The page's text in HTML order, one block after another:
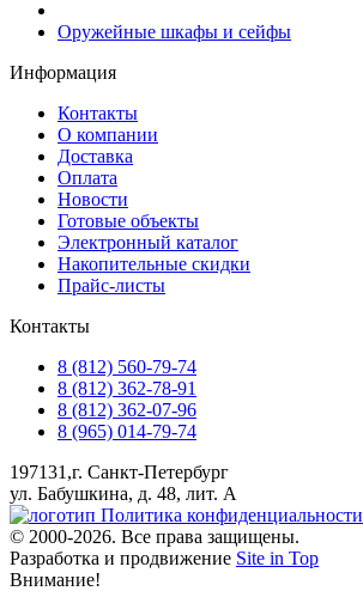
Оружейные шкафы и сейфы
Информация
Контакты
О компании
Доставка
Оплата
Новости
Готовые объекты
Электронный каталог
Накопительные скидки
Прайс-листы
Контакты
8 (812) 560-79-74
8 (812) 362-78-91
8 (812) 362-07-96
8 (965) 014-79-74
197131,г. Санкт-Петербург
ул. Бабушкина, д. 48, лит. А
Политика конфиденциальности
© 2000-2026. Все права защищены.
Разработка и продвижение Site in Top
Внимание!